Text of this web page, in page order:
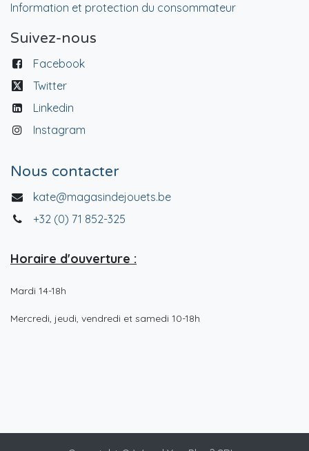
Information et protection du consommateur
Suivez-nous
Facebook
Twitter
Linkedin
Instagram
Nous contacter
kate@magasindejouets.be
+32 (0) 71 852-325
Horaire d'ouverture :
Mardi 14-18h
Mercredi, jeudi, vendredi et samedi 10-18h